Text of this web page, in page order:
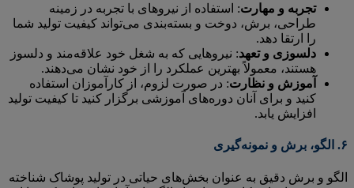
تجربه و مهارت: استفاده از نیروهای با تجربه در زمینه
طراحی، برش، دوخت و بسته‌بندی می‌تواند کیفیت تولید شما
را ارتقا دهد.
دلسوزی و تعهد: نیروهایی که به شغل خود علاقه‌مند و دلسوز
هستند، معمولاً بهترین عملکرد را از خود نشان می‌دهند.
آموزش و نظارت: در صورت لزوم، از کارآموزان استفاده
کنید و برای آنان دوره‌های آموزشی برگزار کنید تا کیفیت تولید
افزایش یابد.
۶. الگو، برش و نمونه‌گیری
الگو و برش دقیق به عنوان بخش‌های حیاتی در تولید پوشاک شناخته